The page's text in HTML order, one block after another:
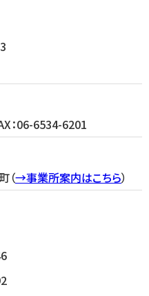
06-6534-6201
（→事業所案内はこちら）